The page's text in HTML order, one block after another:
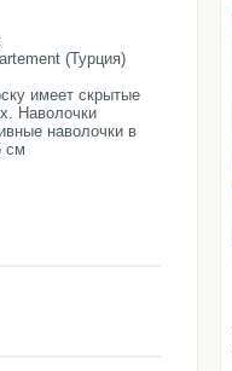
(Турция)
имеет скрытые
Наволочки
наволочки в
см